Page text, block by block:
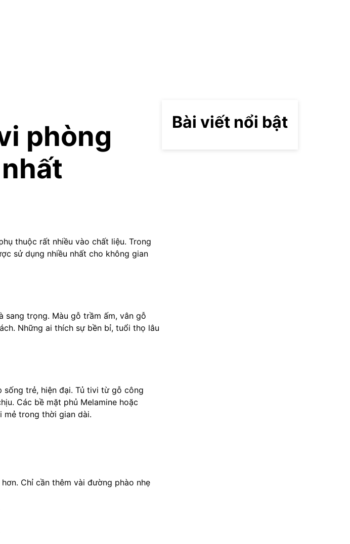
phòng
thuộc rất nhiều vào chất liệu. Trong
sử dụng nhiều nhất cho không gian
sang trọng. Màu gỗ trầm ấm, vân gỗ
Những ai thích sự bền bỉ, tuổi thọ lâu
sống trẻ, hiện đại. Tủ tivi từ gỗ công
Các bề mặt phủ Melamine hoặc
mẻ trong thời gian dài.
Chỉ cần thêm vài đường phào nhẹ
Bài viết nổi bật